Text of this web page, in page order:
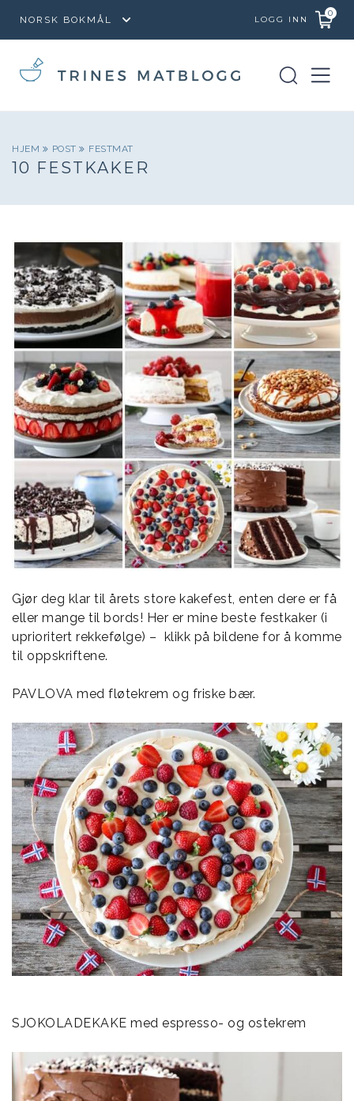
LOGG INN
0
HJEM POST FESTMAT
10 FESTKAKER
Gjør deg klar til årets store kakefest, enten dere er få
eller mange til bords! Her er mine beste festkaker (i
uprioritert rekkefølge) – klikk på bildene for å komme
til oppskriftene.
PAVLOVA med fløtekrem og friske bær.
SJOKOLADEKAKE med espresso- og ostekrem